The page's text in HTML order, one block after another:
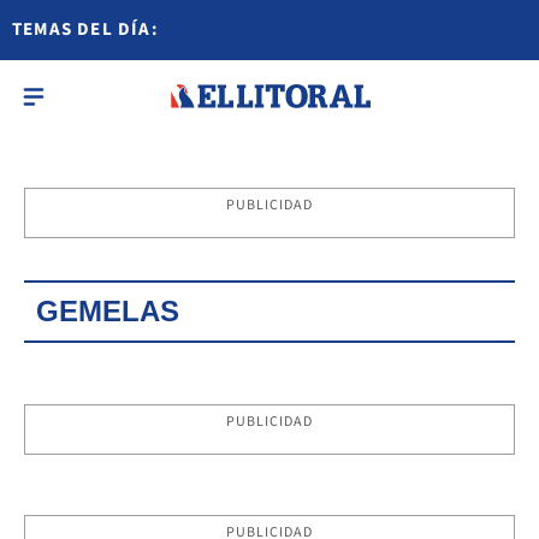
TEMAS DEL DÍA:
PUBLICIDAD
GEMELAS
PUBLICIDAD
PUBLICIDAD